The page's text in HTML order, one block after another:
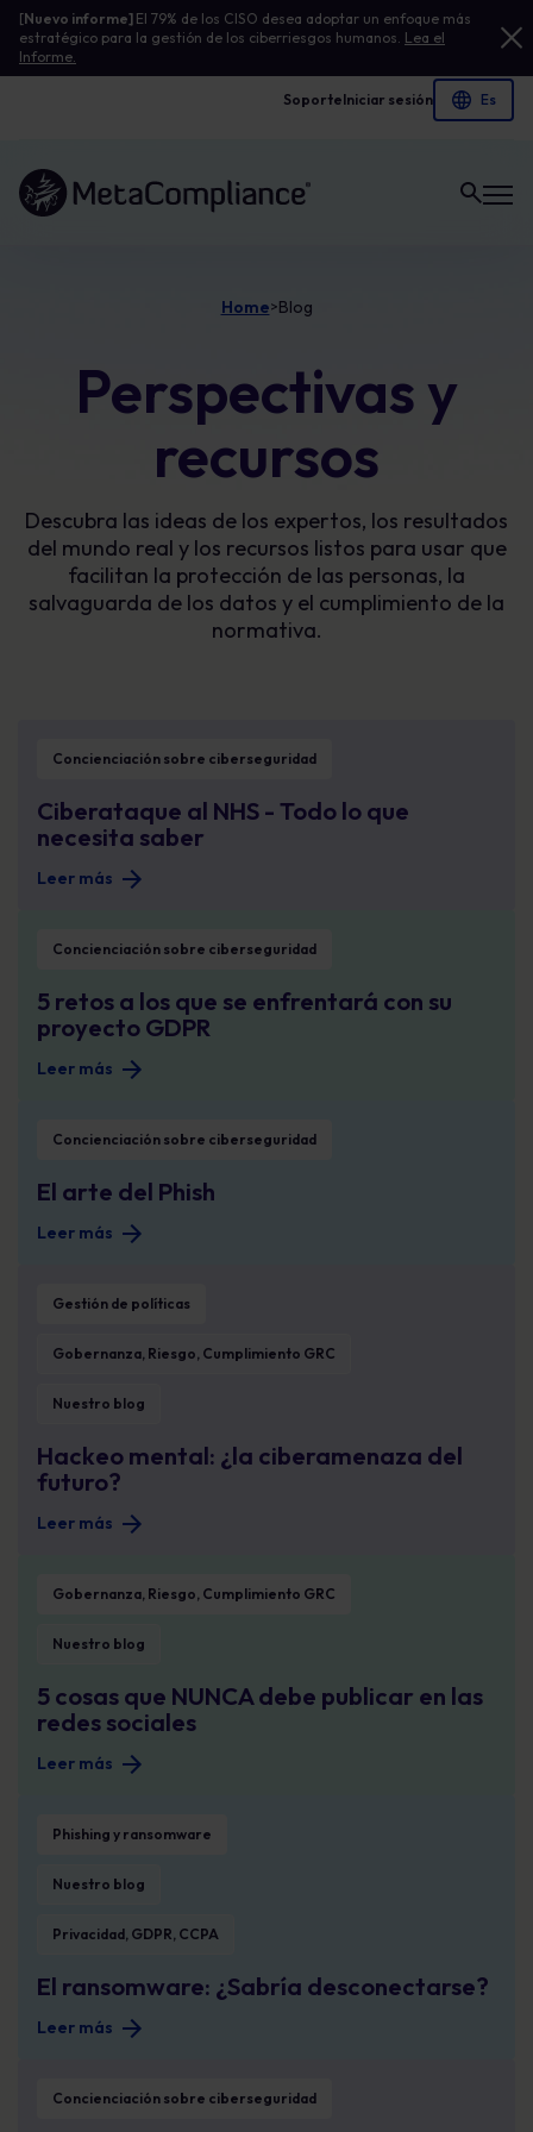
[Nuevo informe] El 79% de los CISO desea adoptar un enfoque más
estratégico para la gestión de los ciberriesgos humanos. Lea el
Informe.
SoporteIniciar sesión
Enlace a la página de inicio
Home>Blog
Perspectivas y
recursos
Descubra las ideas de los expertos, los resultados
del mundo real y los recursos listos para usar que
facilitan la protección de las personas, la
salvaguarda de los datos y el cumplimiento de la
normativa.
Concienciación sobre ciberseguridad
Ciberataque al NHS - Todo lo que
necesita saber
Leer más
Concienciación sobre ciberseguridad
5 retos a los que se enfrentará con su
proyecto GDPR
Leer más
Concienciación sobre ciberseguridad
El arte del Phish
Leer más
Gestión de políticas
Gobernanza, Riesgo, Cumplimiento GRC
Nuestro blog
Hackeo mental: ¿la ciberamenaza del
futuro?
Leer más
Gobernanza, Riesgo, Cumplimiento GRC
Nuestro blog
5 cosas que NUNCA debe publicar en las
redes sociales
Leer más
Phishing y ransomware
Nuestro blog
Privacidad, GDPR, CCPA
El ransomware: ¿Sabría desconectarse?
Leer más
Concienciación sobre ciberseguridad